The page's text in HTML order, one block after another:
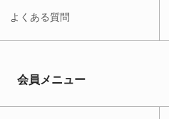
よくある質問
会員メニュー